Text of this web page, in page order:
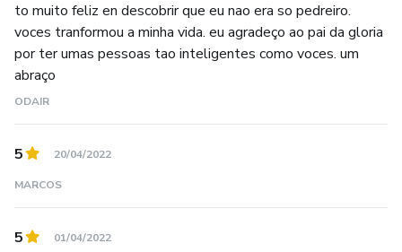
to muito feliz en descobrir que eu nao era so pedreiro.
voces tranformou a minha vida. eu agradeço ao pai da gloria
por ter umas pessoas tao inteligentes como voces. um
abraço
ODAIR
5 20/04/2022
MARCOS
5 01/04/2022